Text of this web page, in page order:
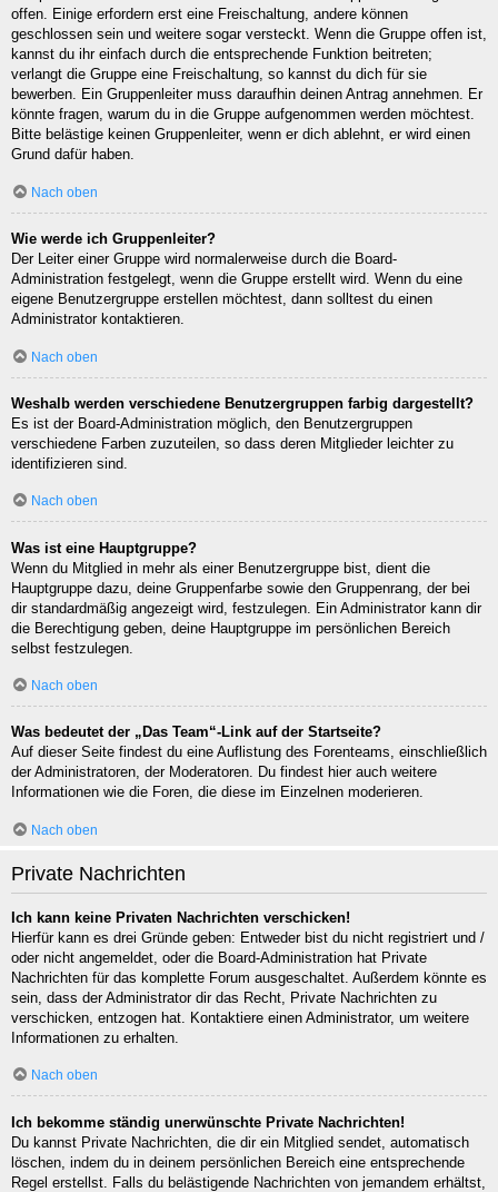
offen. Einige erfordern erst eine Freischaltung, andere können
geschlossen sein und weitere sogar versteckt. Wenn die Gruppe offen ist,
kannst du ihr einfach durch die entsprechende Funktion beitreten;
verlangt die Gruppe eine Freischaltung, so kannst du dich für sie
bewerben. Ein Gruppenleiter muss daraufhin deinen Antrag annehmen. Er
könnte fragen, warum du in die Gruppe aufgenommen werden möchtest.
Bitte belästige keinen Gruppenleiter, wenn er dich ablehnt, er wird einen
Grund dafür haben.
Nach oben
Wie werde ich Gruppenleiter?
Der Leiter einer Gruppe wird normalerweise durch die Board-
Administration festgelegt, wenn die Gruppe erstellt wird. Wenn du eine
eigene Benutzergruppe erstellen möchtest, dann solltest du einen
Administrator kontaktieren.
Nach oben
Weshalb werden verschiedene Benutzergruppen farbig dargestellt?
Es ist der Board-Administration möglich, den Benutzergruppen
verschiedene Farben zuzuteilen, so dass deren Mitglieder leichter zu
identifizieren sind.
Nach oben
Was ist eine Hauptgruppe?
Wenn du Mitglied in mehr als einer Benutzergruppe bist, dient die
Hauptgruppe dazu, deine Gruppenfarbe sowie den Gruppenrang, der bei
dir standardmäßig angezeigt wird, festzulegen. Ein Administrator kann dir
die Berechtigung geben, deine Hauptgruppe im persönlichen Bereich
selbst festzulegen.
Nach oben
Was bedeutet der „Das Team“-Link auf der Startseite?
Auf dieser Seite findest du eine Auflistung des Forenteams, einschließlich
der Administratoren, der Moderatoren. Du findest hier auch weitere
Informationen wie die Foren, die diese im Einzelnen moderieren.
Nach oben
Private Nachrichten
Ich kann keine Privaten Nachrichten verschicken!
Hierfür kann es drei Gründe geben: Entweder bist du nicht registriert und /
oder nicht angemeldet, oder die Board-Administration hat Private
Nachrichten für das komplette Forum ausgeschaltet. Außerdem könnte es
sein, dass der Administrator dir das Recht, Private Nachrichten zu
verschicken, entzogen hat. Kontaktiere einen Administrator, um weitere
Informationen zu erhalten.
Nach oben
Ich bekomme ständig unerwünschte Private Nachrichten!
Du kannst Private Nachrichten, die dir ein Mitglied sendet, automatisch
löschen, indem du in deinem persönlichen Bereich eine entsprechende
Regel erstellst. Falls du belästigende Nachrichten von jemandem erhältst,